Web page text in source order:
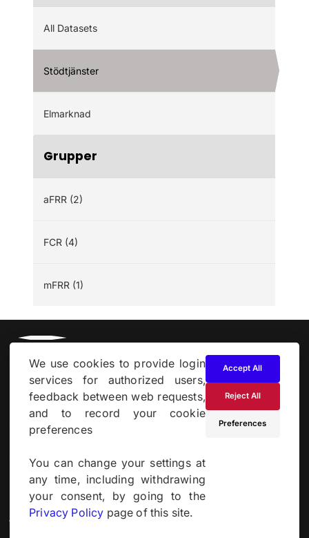
All Datasets
Stödtjänster
Elmarknad
Grupper
aFRR (2)
FCR (4)
mFRR (1)
Cookie- och integritetspolicy
Drivs av
Webbplats av Derilinx
We use cookies to provide login
services for authorized users,
feedback between web requests,
and to record your cookie
preferences
You can change your settings at
any time, including withdrawing
your consent, by going to the
Privacy Policy page of this site.
Accept All
Reject All
Preferences